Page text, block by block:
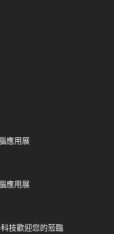
應用展
應用展
技歡迎您的蒞臨